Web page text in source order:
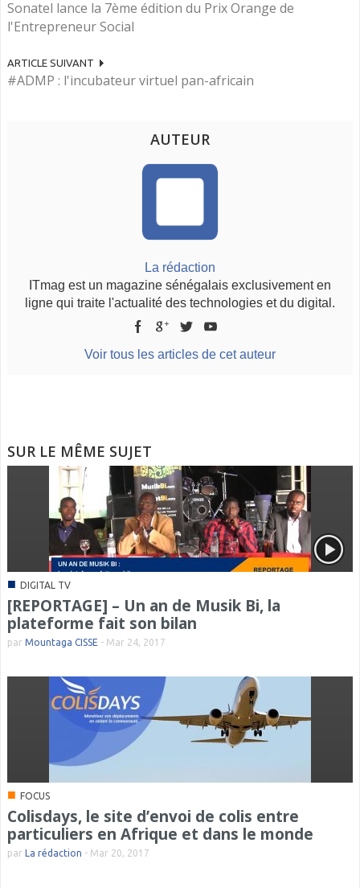
Sonatel lance la 7ème édition du Prix Orange de
l'Entrepreneur Social
ARTICLE SUIVANT
#ADMP : l'incubateur virtuel pan-africain
AUTEUR
La rédaction
ITmag est un magazine sénégalais exclusivement en
ligne qui traite l'actualité des technologies et du digital.
Voir tous les articles de cet auteur
SUR LE MÊME SUJET
■ DIGITAL TV
[REPORTAGE] – Un an de Musik Bi, la
plateforme fait son bilan
par Mountaga CISSE - Mar 24, 2017
■ FOCUS
Colisdays, le site d’envoi de colis entre
particuliers en Afrique et dans le monde
par La rédaction - Mar 20, 2017